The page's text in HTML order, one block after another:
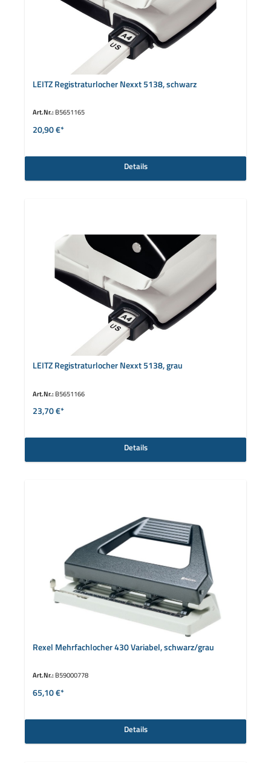
LEITZ Registraturlocher Nexxt 5138, schwarz
Art.Nr.: B5651165
20,90 €*
Details
LEITZ Registraturlocher Nexxt 5138, grau
Art.Nr.: B5651166
23,70 €*
Details
Rexel Mehrfachlocher 430 Variabel, schwarz/grau
Art.Nr.: B59000778
65,10 €*
Details